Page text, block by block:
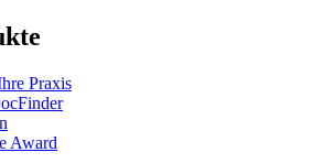
Praxis
Award